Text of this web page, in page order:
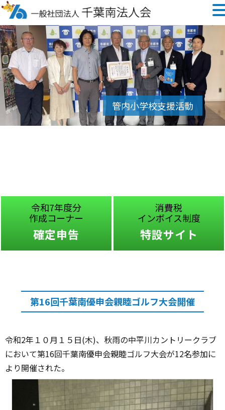
令和7年度分
作成コーナー
確定申告
消費税
インボイス制度
特設サイト
第16回千葉南優申会親睦ゴルフ大会開催
令和2年１０月１５日(木)、秋雨の中平川カントリークラブ
において第16回千葉南優申会親睦ゴルフ大会が12名参加に
より開催された。